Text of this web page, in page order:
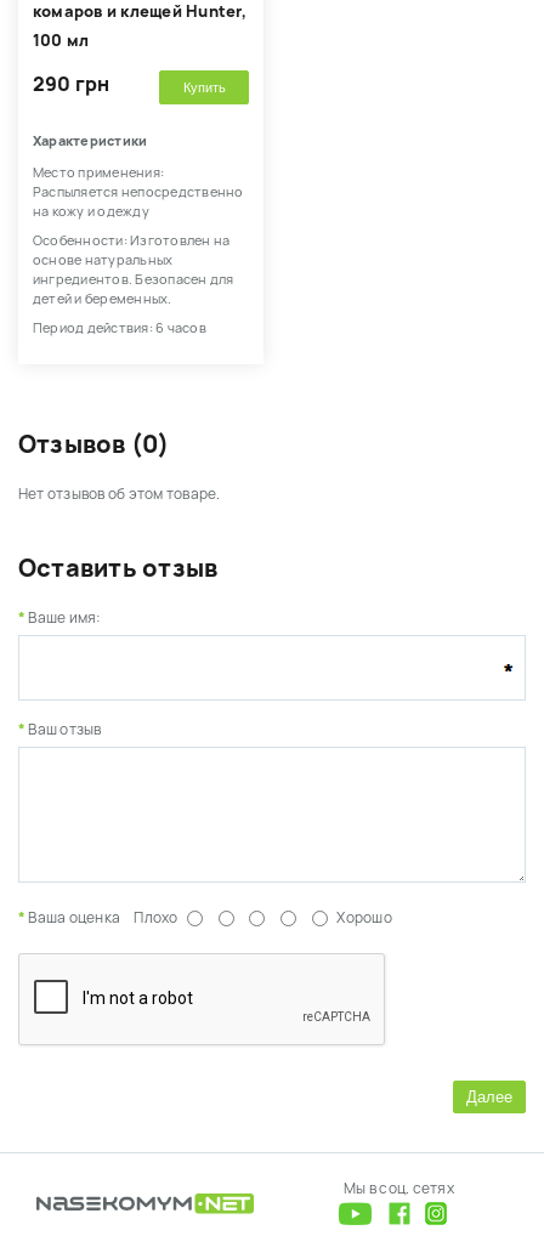
комаров и клещей Hunter,
100 мл
290 грн Купить
Характеристики
Место применения:
Распыляется непосредственно
на кожу и одежду
Особенности: Изготовлен на
основе натуральных
ингредиентов. Безопасен для
детей и беременных.
Период действия: 6 часов
Отзывов (0)
Нет отзывов об этом товаре.
Оставить отзыв
Ваше имя:
Ваш отзыв
Ваша оценка Плохо Хорошо
Далее
Мы в соц. сетях